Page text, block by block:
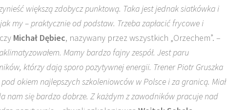
większą zdobycz punktową. Taka jest jednak siatkówka i
my – praktycznie od podstaw. Trzeba zapłacić frycowe i
Michał Dębiec, nazywany przez wszystkich „Orzechem”. –
Mamy bardzo fajny zespół. Jest paru
którzy dają sporo pozytywnej energii. Trener Piotr Gruszka
okiem najlepszych szkoleniowców w Polsce i za granicą. Miał
nam się bardzo dobrze. Z każdym z zawodników pracuje nad